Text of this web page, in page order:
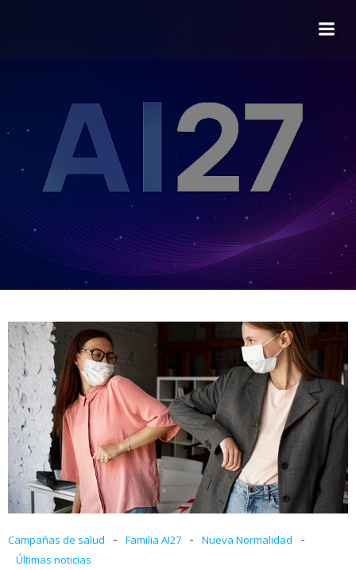
Campañas de salud - Familia AI27 - Nueva Normalidad -
Últimas noticias